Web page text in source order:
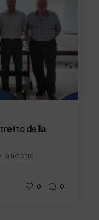
della
nostra
0 0